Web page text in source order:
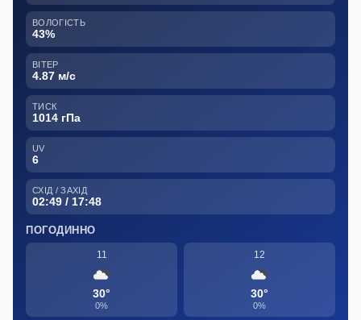
ВОЛОГІСТЬ
43%
ВІТЕР
4.87 м/с
ТИСК
1014 гПа
UV
6
СХІД / ЗАХІД
02:49 / 17:48
ПОГОДИННО
11
30°
0%
12
30°
0%